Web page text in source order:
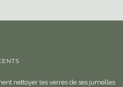
nettoyer les verres de ses jumelles